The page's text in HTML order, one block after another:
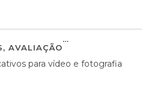
, AVALIAÇÃO
para vídeo e fotografia